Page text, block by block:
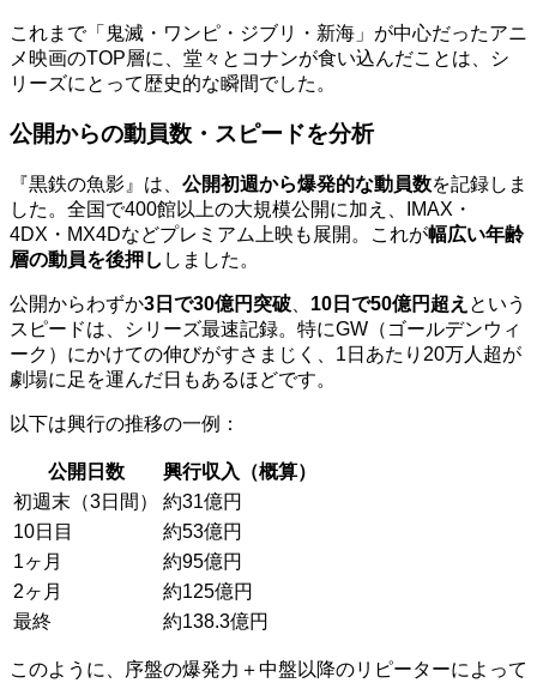
これまで「鬼滅・ワンピ・ジブリ・新海」が中心だったアニ
メ映画のTOP層に、堂々とコナンが食い込んだことは、シ
リーズにとって歴史的な瞬間でした。
公開からの動員数・スピードを分析
『黒鉄の魚影』は、 公開初週から爆発的な動員数を記録しま
した。全国で400館以上の大規模公開に加え、IMAX・
4DX・MX4Dなどプレミアム上映も展開。これが幅広い年齢
層の動員を後押し しました。
公開からわずか3日で30億円突破 10日で50億円超え という
スピードは、シリーズ最速記録。特にGW（ゴールデンウィ
ーク）にかけての伸びがすさまじく、1日あたり20万人超が
劇場に足を運んだ日もあるほどです。
以下は興行の推移の一例：
公開日数
興行収入（概算）
初週末（3日間）
約31億円
10日目
約53億円
1ヶ月
約95億円
2ヶ月
約125億円
最終
約138.3億円
このように、序盤の爆発力＋中盤以降のリピーターによって